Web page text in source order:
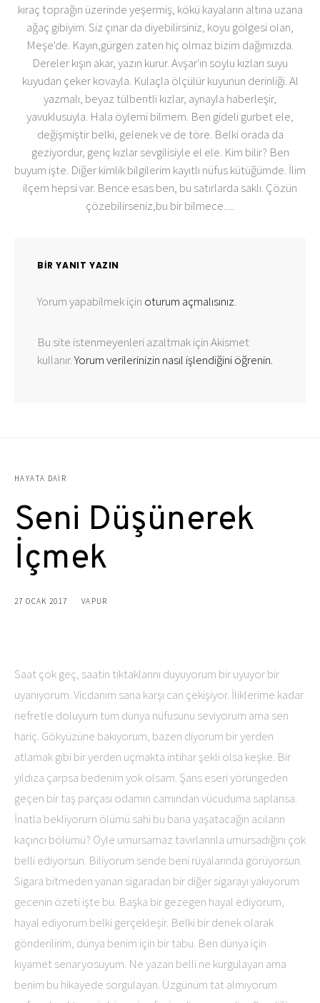
kıraç toprağın üzerinde yeşermiş, kökü kayaların altına uzana
ağaç gibiyim. Siz çınar da diyebilirsiniz, koyu gölgesi olan,
Meşe'de. Kayın,gürgen zaten hiç olmaz bizim dağımızda.
Dereler kışın akar, yazın kurur. Avşar'ın soylu kızları suyu
kuyudan çeker kovayla. Kulaçla ölçülür kuyunun derinliği. Al
yazmalı, beyaz tülbentli kızlar, aynayla haberleşir,
yavuklusuyla. Hala öylemi bilmem. Ben gideli gurbet ele,
değişmiştir belki, gelenek ve de töre. Belki orada da
geziyordur, genç kızlar sevgilisiyle el ele. Kim bilir? Ben
buyum işte. Diğer kimlik bilgilerim kayıtlı nüfus kütüğümde. İlim
ilçem hepsi var. Bence esas ben, bu satırlarda saklı. Çözün
çözebilirseniz,bu bir bilmece.....
BIR YANIT YAZIN
Yorum yapabilmek için oturum açmalısınız.
Bu site istenmeyenleri azaltmak için Akismet
kullanır.Yorum verilerinizin nasıl işlendiğini öğrenin.
HAYATA DAIR
Seni Düşünerek
İçmek
27 OCAK 2017 VAPUR
Saat çok geç, saatin tiktaklarını duyuyorum bir uyuyor bir
uyanıyorum. Vicdanım sana karşı can çekişiyor. İliklerime kadar
nefretle doluyum tüm dünya nüfusunu seviyorum ama sen
hariç. Gökyüzüne bakıyorum, bazen diyorum bir yerden
atlamak gibi bir yerden uçmakta intihar şekli olsa keşke. Bir
yıldıza çarpsa bedenim yok olsam. Şans eseri yörüngeden
geçen bir taş parçası odamın camından vücuduma saplansa.
İnatla bekliyorum ölümü sahi bu bana yaşatacağın acıların
kaçıncı bölümü? Öyle umursamaz tavırlarınla umursadığını çok
belli ediyorsun. Biliyorum sende beni rüyalarında görüyorsun.
Sigara bitmeden yanan sigaradan bir diğer sigarayı yakıyorum
gecenin özeti işte bu. Başka bir gezegen hayal ediyorum,
hayal ediyorum belki gerçekleşir. Belki bir denek olarak
gönderilirim, dünya benim için bir tabu. Ben dünya için
kıyamet senaryosuyum. Ne yazan belli ne kurgulayan ama
benim bu hikayede sorgulayan. Üzgünüm tat almıyorum